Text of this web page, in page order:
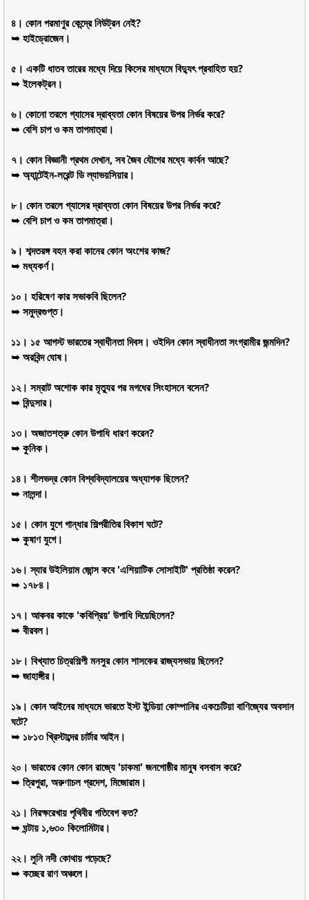
৪। কোন পরমাণুর কেন্দ্রে নিউট্রন নেই?
➥ হাইড্রোজেন।
৫। একটি ধাতব তারের মধ্যে দিয়ে কিসের মাধ্যমে বিদ্যুৎ প্রবাহিত হয়?
➥ ইলেকট্রন।
৬। কোনো তরলে গ্যাসের দ্রাব্যতা কোন বিষয়ের উপর নির্ভর করে?
➥ বেশি চাপ ও কম তাপমাত্রা।
৭। কোন বিজ্ঞানী প্রথম দেখান, সব জৈব যৌগের মধ্যে কার্বন আছে?
➥ অ্যান্টেইন-লরেন্ট ডি ল্যাভয়সিয়ার।
৮। কোন তরলে গ্যাসের দ্রাব্যতা কোন বিষয়ের উপর নির্ভর করে?
➥ বেশি চাপ ও কম তাপমাত্রা।
৯। শব্দতরঙ্গ বহন করা কানের কোন অংশের কাজ?
➥ মধ্যকর্ণ।
১০। হরিষেণ কার সভাকবি ছিলেন?
➥ সমুদ্রগুপ্ত।
১১। ১৫ আগস্ট ভারতের স্বাধীনতা দিবস। ওইদিন কোন স্বাধীনতা সংগ্রামীর জন্মদিন?
➥ অরবিন্দ ঘোষ।
১২। সম্রাট অশোক কার মৃত্যুর পর মগধের সিংহাসনে বসেন?
➥ বিন্দুসার।
১৩। অজাতশত্রু কোন উপাধি ধারণ করেন?
➥ কুনিক।
১৪। শীলভদ্র কোন বিশ্ববিদ্যালয়ের অধ্যাপক ছিলেন?
➥ নালন্দা।
১৫। কোন যুগে গান্ধার শিল্পরীতির বিকাশ ঘটে?
➥ কুষাণ যুগে।
১৬। স্যার উইলিয়াম জোন্স কবে 'এশিয়াটিক সোসাইটি' প্রতিষ্ঠা করেন?
➥ ১৭৮৪।
১৭। আকবর কাকে 'কবিপ্রিয়' উপাধি দিয়েছিলেন?
➥ বীরবল।
১৮। বিখ্যাত চিত্রশিল্পী মনসুর কোন শাসকের রাজ্যসভায় ছিলেন?
➥ জাহাঙ্গীর।
১৯। কোন আইনের মাধ্যমে ভারতে ইস্ট ইন্ডিয়া কোম্পানির একচেটিয়া বাণিজ্যের অবসান
ঘটে?
➥ ১৮১৩ খ্রিস্টাব্দের চার্টার আইন।
২০। ভারতের কোন কোন রাজ্যে 'চাকমা' জনগোষ্ঠীর মানুষ বসবাস করে?
➥ ত্রিপুরা, অরুণাচল প্রদেশ, মিজোরাম।
২১। নিরক্ষরেখায় পৃথিবীর গতিবেগ কত?
➥ ঘন্টায় ১,৬৩০ কিলোমিটার।
২২। লুনি নদী কোথায় পড়েছে?
➥ কচ্ছের রাণ অঞ্চলে।